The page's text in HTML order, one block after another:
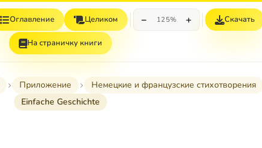
Оглавление Целиком − 125% + Скачать
На страничку книги
Приложение
Немецкие и французские стихотворения
Einfache Geschichte